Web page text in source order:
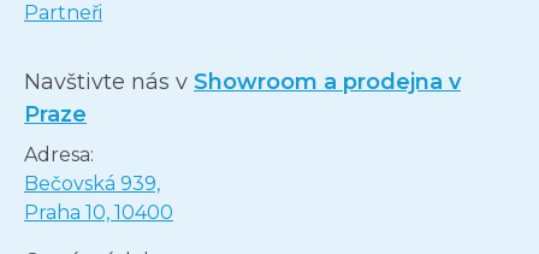
Partneři
Navštivte nás v Showroom a prodejna v
Praze
Adresa:
Bečovská 939,
Praha 10, 10400